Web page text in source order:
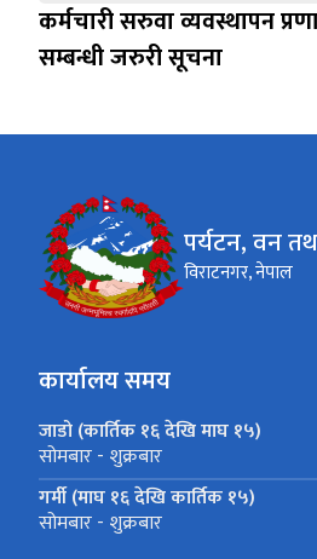
कर्मचारी सरुवा व्यवस्थापन
सम्बन्धी जरुरी सूचना
पर्यटन, वन
विराटनगर, नेपाल
कार्यालय समय
जाडो (कार्तिक १६ देखि माघ १५)
सोमबार - शुक्रबार
गर्मी (माघ १६ देखि कार्तिक १५)
सोमबार - शुक्रबार